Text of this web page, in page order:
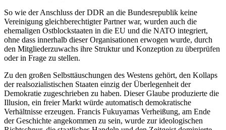
So wie der Anschluss der DDR an die Bundesrepublik keine
Vereinigung gleichberechtigter Partner war, wurden auch die
ehemaligen Ostblockstaaten in die EU und die NATO integriert,
ohne dass innerhalb dieser Organisationen erwogen wurde, durch
den Mitgliederzuwachs ihre Struktur und Konzeption zu überprüfen
oder in Frage zu stellen.
Zu den großen Selbsttäuschungen des Westens gehört, den Kollaps
der realsozialistischen Staaten einzig der Überlegenheit der
Demokratie zugeschrieben zu haben. Dieser Glaube produzierte die
Illusion, ein freier Markt würde automatisch demokratische
Verhältnisse erzeugen. Francis Fukuyamas Verheißung, am Ende
der Geschichte angekommen zu sein, wurde zur ideologischen